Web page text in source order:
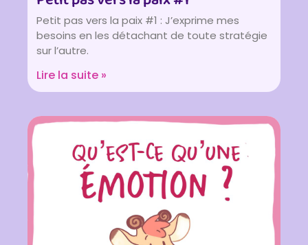
Petit pas vers la paix #1 : J’exprime mes
besoins en les détachant de toute stratégie
sur l’autre.
Lire la suite »